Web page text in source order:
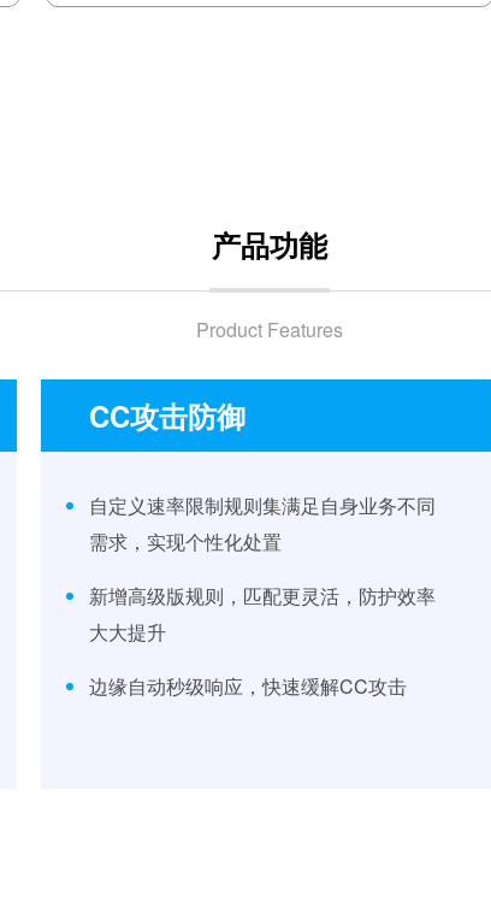
产品功能
Product Features
CC攻击防御
自定义速率限制规则集满足自身业务不同
需求，实现个性化处置
新增高级版规则，匹配更灵活，防护效率
大大提升
边缘自动秒级响应，快速缓解CC攻击